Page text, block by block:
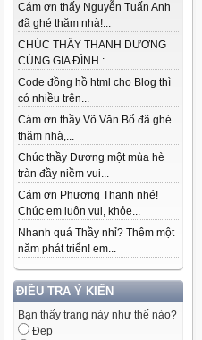
Cám ơn thấy Nguyễn Tuấn Anh
đã ghé thăm nhà!...
CHÚC THẦY THANH DƯƠNG
CÙNG GIA ĐÌNH :...
Code đồng hồ html cho Blog thì
có nhiều trên...
Cám ơn thầy Võ Văn Bổ đã ghé
thăm nhà,...
Chúc thầy Dương một mùa hè
tràn đầy niềm vui...
Cám ơn Phương Thanh nhé!
Chúc em luôn vui, khỏe...
Nhanh quá Thầy nhỉ? Thêm một
năm phát triển! em...
ĐIỀU TRA Ý KIẾN
Bạn thấy trang này như thế nào?
Đẹp